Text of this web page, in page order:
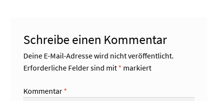
Schreibe einen Kommentar
Deine E-Mail-Adresse wird nicht veröffentlicht.
Erforderliche Felder sind mit * markiert
Kommentar *